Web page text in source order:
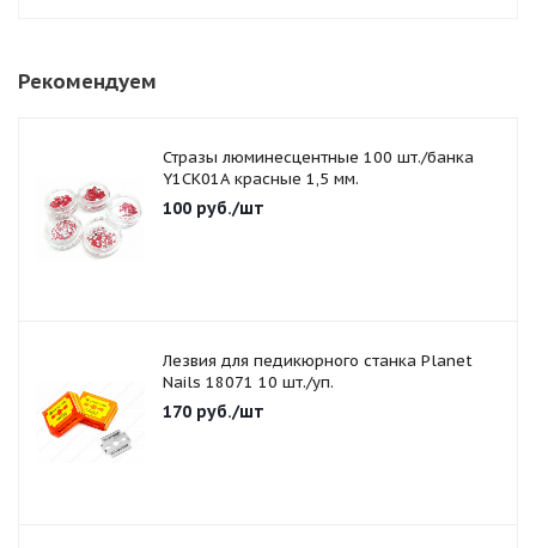
Рекомендуем
Стразы люминесцентные 100 шт./банка
Y1CK01A красные 1,5 мм.
100 руб./шт
Лезвия для педикюрного станка Planet
Nails 18071 10 шт./уп.
170 руб./шт